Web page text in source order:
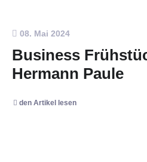
08. Mai 2024
Business
Hermann Paule
den Artikel lesen